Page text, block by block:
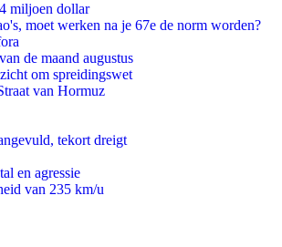
miljoen dollar
moet werken na je 67e de norm worden?
de maand augustus
om spreidingswet
van Hormuz
tekort dreigt
en agressie
van 235 km/u